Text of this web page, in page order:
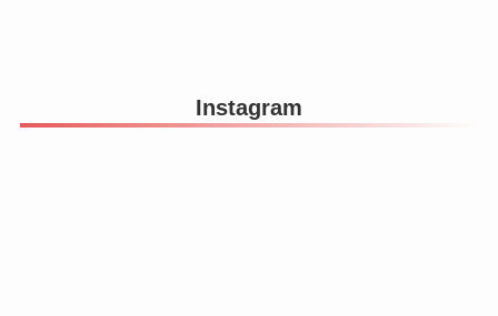
Instagram